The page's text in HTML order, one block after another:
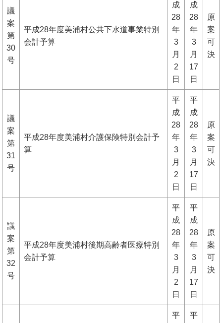
議
案
第
30
号
平成28年度美浦村公共下水道事業特別
会計予算
成
28
年
3
月
2
日
成
28
年
3
月
17
日
原
案
可
決
議
案
第
31
号
平成28年度美浦村介護保険特別会計予
算
平
成
28
年
3
月
2
日
平
成
28
年
3
月
17
日
原
案
可
決
議
案
第
32
号
平成28年度美浦村後期高齢者医療特別
会計予算
平
成
28
年
3
月
2
日
平
成
28
年
3
月
17
日
原
案
可
決
平
平